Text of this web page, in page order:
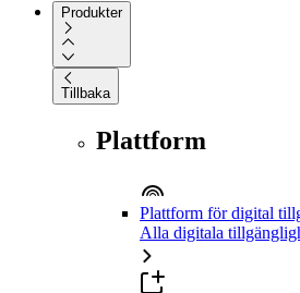
Produkter
Tillbaka
Plattform
Plattform för digital
Alla digitala